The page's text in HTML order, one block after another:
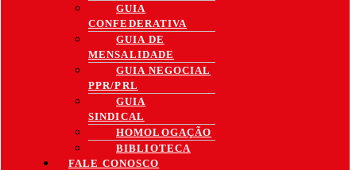
GUIA
CONFEDERATIVA
GUIA DE
MENSALIDADE
GUIA NEGOCIAL
PPR/PRL
GUIA
SINDICAL
HOMOLOGAÇÃO
BIBLIOTECA
FALE CONOSCO